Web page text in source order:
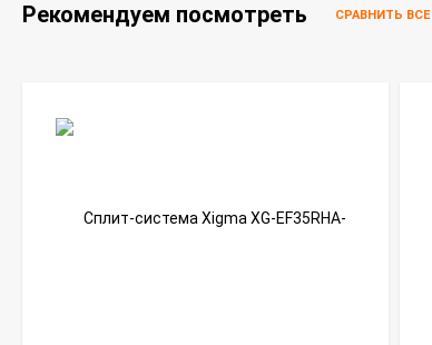
Рекомендуем посмотреть СРАВНИТЬ ВСЕ